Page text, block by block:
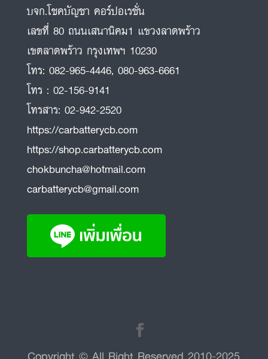
บจก.โชคบัญชา คอร์ปอเรชั่น
เลขที่ 80 ถนนเสนานิคม1 แขวงลาดพร้าว
เขตลาดพร้าว กรุงเทพฯ 10230
โทร: 082-965-4446, 080-963-6661
โทร : 02-156-9141
โทรสาร: 02-942-2520
https://carbatterycb.com
https://shop.carbatterycb.com
chokbuncha@hotmail.com
carbatterycb@gmail.com